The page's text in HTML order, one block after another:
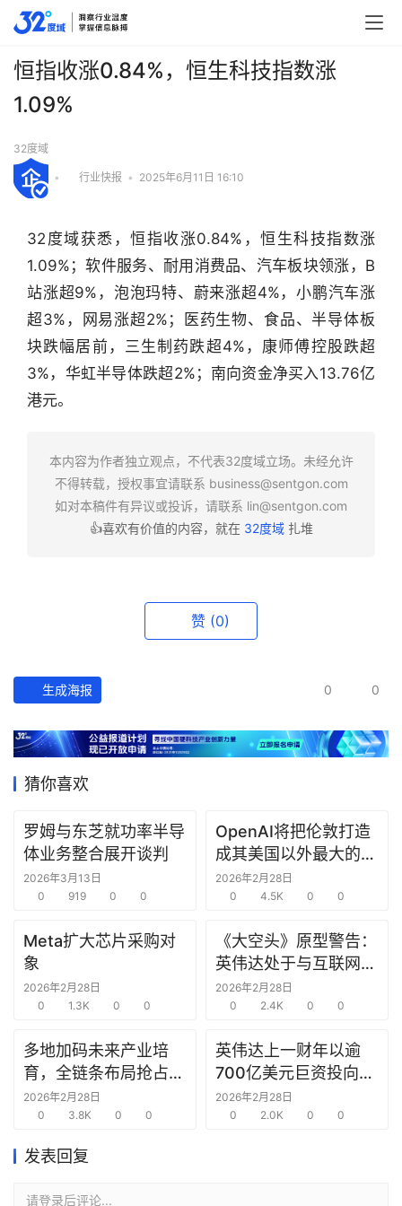
行
业
经
数
据
研
选
报
创
投
之
商
机
链
圈
恒指收涨0.84%，恒生科技指数涨
1.09%
32度域
• 行业快报 • 2025年6月11日 16:10
32度域获悉，恒指收涨0.84%，恒生科技指数涨
1.09%；软件服务、耐用消费品、汽车板块领涨，B
站涨超9%，泡泡玛特、蔚来涨超4%，小鹏汽车涨
超3%，网易涨超2%；医药生物、食品、半导体板
块跌幅居前，三生制药跌超4%，康师傅控股跌超
3%，华虹半导体跌超2%；南向资金净买入13.76亿
港元。
本内容为作者独立观点，不代表32度域立场。未经允许
不得转载，授权事宜请联系 business@sentgon.com
如对本稿件有异议或投诉，请联系 lin@sentgon.com
👍喜欢有价值的内容，就在 32度域扎堆
赞 (0)
生成海报 0 0
猜你喜欢
罗姆与东芝就功率半导
体业务整合展开谈判
2026年3月13日
0
919 0 0
OpenAI将把伦敦打造
成其美国以外最大的研
究中心
2026年2月28日
0
4.5K 0 0
Meta扩大芯片采购对
象
2026年2月28日
0
1.3K 0 0
《大空头》原型警告：
英伟达处于与互联网泡
沫时期思科同样的“危
险境地”
2026年2月28日
0
2.4K 0 0
多地加码未来产业培
育，全链条布局抢占新
赛道先机
2026年2月28日
0
3.8K 0 0
英伟达上一财年以逾
700亿美元巨资投向合
作方，竭力巩固AI芯片
需求
2026年2月28日
0
2.0K 0 0
发表回复
请登录后评论...